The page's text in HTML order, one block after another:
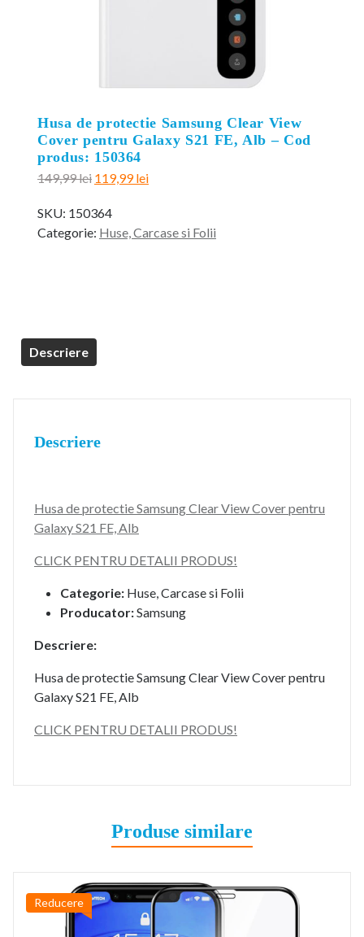
Husa de protectie Samsung Clear View
Cover pentru Galaxy S21 FE, Alb – Cod
produs: 150364
149,99lei Prețul
a
fost:
119,99leiPrețul
119,99 lei.
SKU: 150364
Categorie: Huse, Carcase si Folii
Descriere
Descriere
Husa de protectie Samsung Clear View Cover pentru
Galaxy S21 FE, Alb
CLICK PENTRU DETALII PRODUS!
Categorie: Huse, Carcase si Folii
Producator:Samsung
Descriere:
Husa de protectie Samsung Clear View Cover pentru
Galaxy S21 FE, Alb
CLICK PENTRU DETALII PRODUS!
Produse similare
Reducere